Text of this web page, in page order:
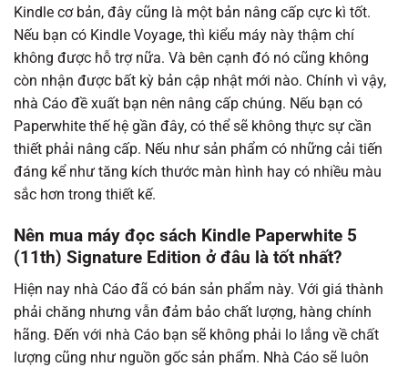
Kindle cơ bản, đây cũng là một bản nâng cấp cực kì tốt.
Nếu bạn có Kindle Voyage, thì kiểu máy này thậm chí
không được hỗ trợ nữa. Và bên cạnh đó nó cũng không
còn nhận được bất kỳ bản cập nhật mới nào. Chính vì vậy,
nhà Cáo đề xuất bạn nên nâng cấp chúng. Nếu bạn có
Paperwhite thế hệ gần đây, có thể sẽ không thực sự cần
thiết phải nâng cấp. Nếu như sản phẩm có những cải tiến
đáng kể như tăng kích thước màn hình hay có nhiều màu
sắc hơn trong thiết kế.
Nên mua máy đọc sách Kindle Paperwhite 5
(11th) Signature Edition ở đâu là tốt nhất?
Hiện nay nhà Cáo đã có bán sản phẩm này. Với giá thành
phải chăng nhưng vẫn đảm bảo chất lượng, hàng chính
hãng. Đến với nhà Cáo bạn sẽ không phải lo lắng về chất
lượng cũng như nguồn gốc sản phẩm. Nhà Cáo sẽ luôn